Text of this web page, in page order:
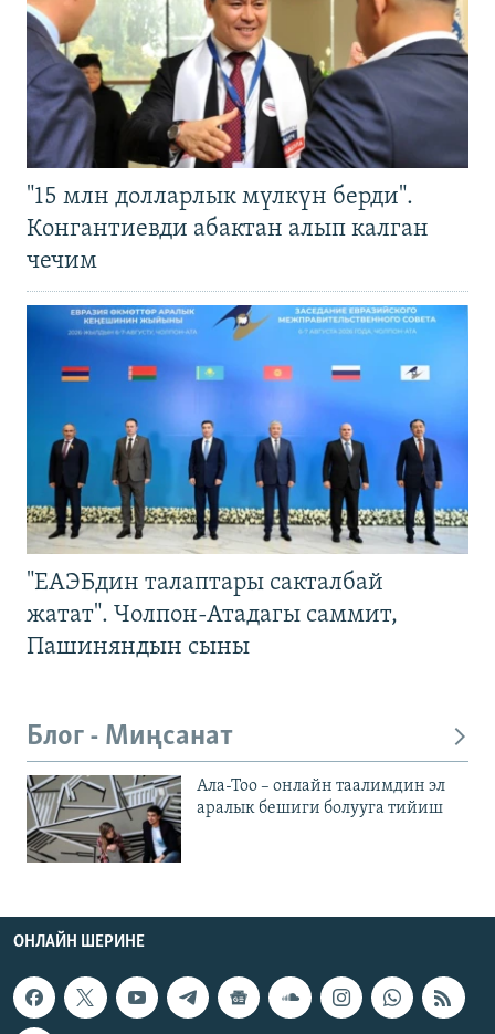
"15 млн долларлык мүлкүн берди".
Конгантиевди абактан алып калган
чечим
"ЕАЭБдин талаптары сакталбай
жатат". Чолпон-Атадагы саммит,
Пашиняндын сыны
Блог - Миңсанат
Ала-Тоо – онлайн таалимдин эл
аралык бешиги болууга тийиш
ОНЛАЙН ШЕРИНЕ